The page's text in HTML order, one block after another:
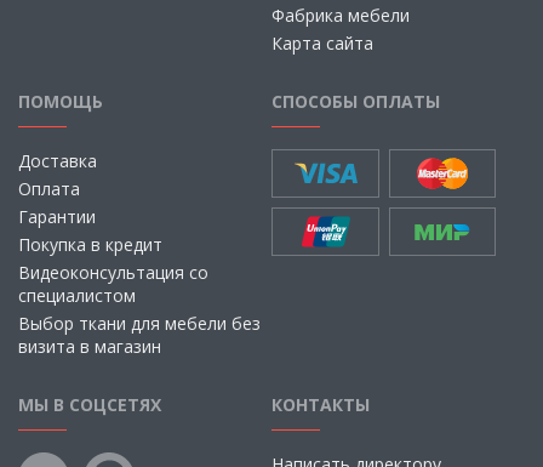
Фабрика мебели
Карта сайта
ПОМОЩЬ
Доставка
Оплата
Гарантии
Покупка в кредит
Видеоконсультация со
специалистом
Выбор ткани для мебели без
визита в магазин
СПОСОБЫ ОПЛАТЫ
МЫ В СОЦСЕТЯХ КОНТАКТЫ